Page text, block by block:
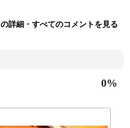
詳細・すべてのコメントを見る
0%